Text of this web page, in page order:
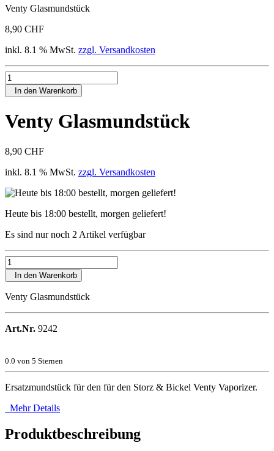
Venty Glasmundstück
8,90 CHF
inkl. 8.1 % MwSt. zzgl. Versandkosten
In den Warenkorb
Venty Glasmundstück
8,90 CHF
inkl. 8.1 % MwSt. zzgl. Versandkosten
Heute bis 18:00 bestellt, morgen geliefert!
Es sind nur noch 2 Artikel verfügbar
In den Warenkorb
Venty Glasmundstück
Art.Nr. 9242
0.0 von 5 Sternen
Ersatzmundstück für den für den Storz & Bickel Venty Vaporizer.
Mehr Details
Produktbeschreibung